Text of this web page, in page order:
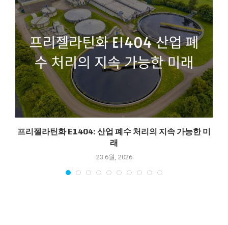
프리젤라틴화 E1404: 산업 폐수 처리의 지속 가능한 미
래
23 6월, 2026